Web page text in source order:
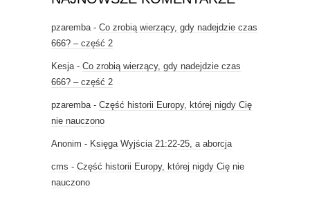
pzaremba - Co zrobią wierzący, gdy nadejdzie czas
666? – część 2
Kesja - Co zrobią wierzący, gdy nadejdzie czas
666? – część 2
pzaremba - Część historii Europy, której nigdy Cię
nie nauczono
Anonim - Księga Wyjścia 21:22-25, a aborcja
cms - Część historii Europy, której nigdy Cię nie
nauczono